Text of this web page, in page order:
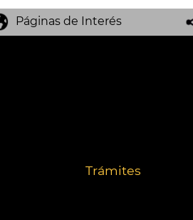
Páginas de Interés
Trámites